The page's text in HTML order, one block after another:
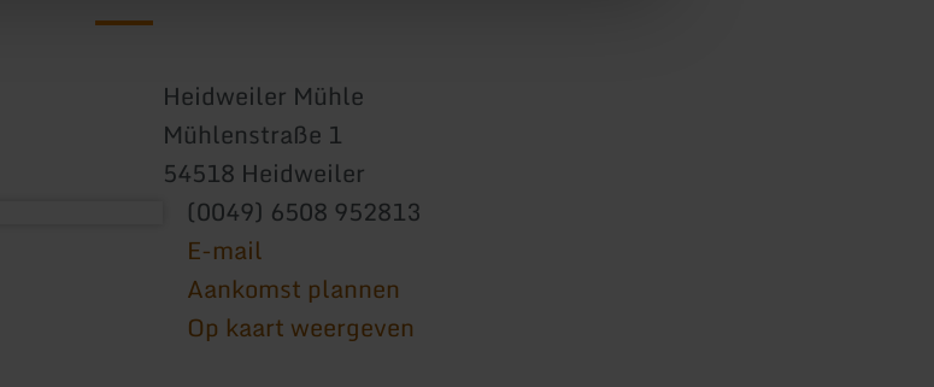
Heidweiler Mühle
Mühlenstraße 1
54518 Heidweiler
(0049) 6508 952813
E-mail
Aankomst plannen
Op kaart weergeven